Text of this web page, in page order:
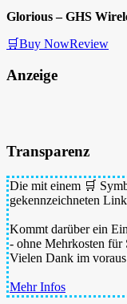
Glorious – GHS
🛒Buy NowReview
Anzeige
Transparenz
Die mit einem 🛒
gekennzeichneten
Kommt darüber ein
- ohne Mehrkosten für
Vielen Dank im
Mehr Infos